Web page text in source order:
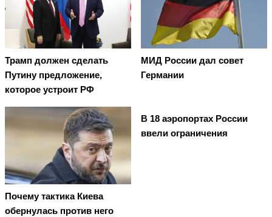
Трамп должен сделать
Путину предложение,
которое устроит РФ
МИД России дал совет
Германии
Почему тактика Киева
обернулась против него
В 18 аэропортах России
ввели ограничения